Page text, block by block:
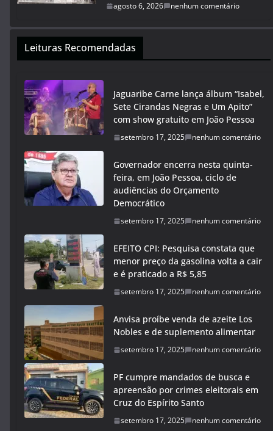
agosto 6, 2026 nenhum comentário
Leituras Recomendadas
Jaguaribe Carne lança álbum “Isabel,
Sete Cirandas Negras e Um Apito”
com show gratuito em João Pessoa
setembro 17, 2025 nenhum comentário
Governador encerra nesta quinta-
feira, em João Pessoa, ciclo de
audiências do Orçamento
Democrático
setembro 17, 2025 nenhum comentário
EFEITO CPI: Pesquisa constata que
menor preço da gasolina volta a cair
e é praticado a R$ 5,85
setembro 17, 2025 nenhum comentário
Anvisa proíbe venda de azeite Los
Nobles e de suplemento alimentar
setembro 17, 2025 nenhum comentário
PF cumpre mandados de busca e
apreensão por crimes eleitorais em
Cruz do Espírito Santo
setembro 17, 2025 nenhum comentário